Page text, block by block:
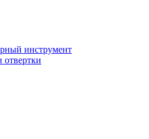
инструмент